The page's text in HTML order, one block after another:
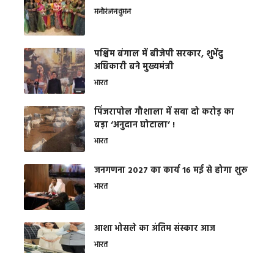
मनोरंजनवुमन
पश्चिम बंगाल में बीजेपी सरकार, शुभेंदु
अधिकारी बने मुख्यमंत्री
भारत
​पिंजरापोल गौशाला में सवा दो करोड़ का
बड़ा ‘अनुदान घोटाला’ !
भारत
जनगणना 2027 का कार्य 16 मई से होगा शुरू
भारत
आशा भोसले का अंतिम संस्कार आज
भारत